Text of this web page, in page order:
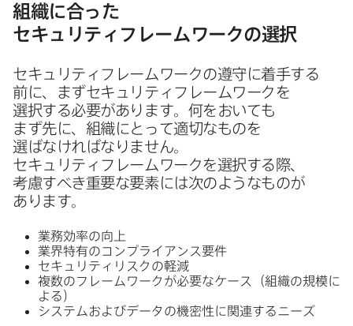
組織に​合った​
セキュリティフレームワークの​選択
セキュリティフレームワークの​遵守に​着手する​
前に、​まずセキュリティフレームワークを​
選択する​必要が​あります。​何を​おいても​
まず先に、​組織に​とって​適切な​ものを​
選ばなければなりません。​
セキュリティフレームワークを​選択する​際、​
考慮すべき重要な​要素には​次のような​ものが​
あります。
業務効率の​向上
業界特有の​コンプライアンス要件
セキュリティリスクの​軽減
複数の​フレームワークが​必要な​ケース​（組織の​規模に​
よる）
システムおよび​データの​機密性に​関連する​ニーズ